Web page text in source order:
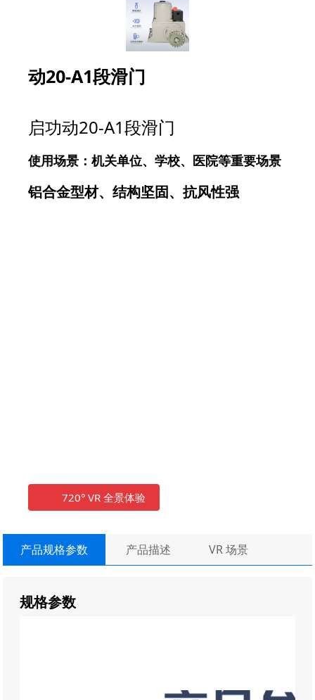
动20-A1段滑门
启功动20-A1段滑门
使用场景：机关单位、学校、医院等重要场景
铝合金型材、结构坚固、抗风性强
720° VR 全景体验
产品规格参数 产品描述 VR 场景
规格参数